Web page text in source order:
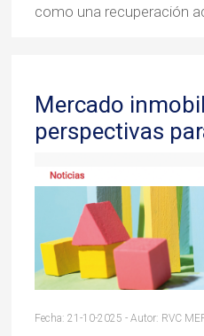
como una recuperación
Mercado
perspectivas
Fecha: 21-10-2025 - Autor: RVC